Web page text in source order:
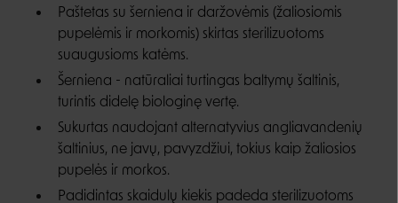
Paštetas su šerniena ir daržovėmis (žaliosiomis
pupelėmis ir morkomis) skirtas sterilizuotoms
suaugusioms katėms.
Šerniena - natūraliai turtingas baltymų šaltinis,
turintis didelę biologinę vertę.
Sukurtas naudojant alternatyvius angliavandenių
šaltinius, ne javų, pavyzdžiui, tokius kaip žaliosios
pupelės ir morkos.
Padidintas skaidulų kiekis padeda sterilizuotoms